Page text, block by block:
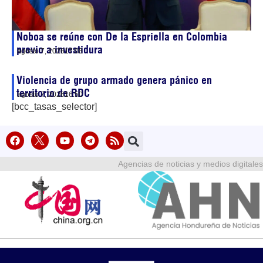
Noboa se reúne con De la Espriella en Colombia
previo a investidura
agosto 7, 202617:08
Violencia de grupo armado genera pánico en
territorio de RDC
agosto 7, 202616:50
[bcc_tasas_selector]
Agencias de noticias y medios digitales